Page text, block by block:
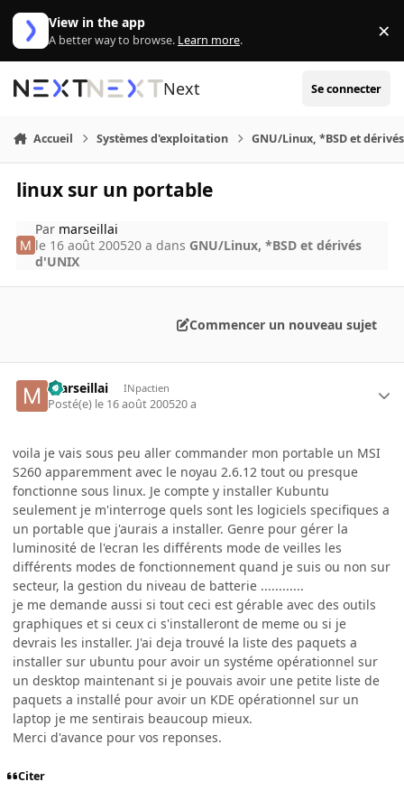
Aller au contenu
View in the app
A better way to browse. Learn more. ×
Next Se connecter
Accueil Systèmes d'exploitation GNU/Linux, *BSD et
linux sur un portable
Par marseillai
le 16 août 200520 a dans GNU/Linux, *BSD et dérivés
d'UNIX
Commencer un nouveau sujet
marseillai INpactien
Posté(e) le 16 août 200520 a
voila je vais sous peu aller commander mon portable un MSI
S260 apparemment avec le noyau 2.6.12 tout ou presque
fonctionne sous linux. Je compte y installer Kubuntu
seulement je m'interroge quels sont les logiciels specifiques a
un portable que j'aurais a installer. Genre pour gérer la
luminosité de l'ecran les différents mode de veilles les
différents modes de fonctionnement quand je suis ou non sur
secteur, la gestion du niveau de batterie ............
je me demande aussi si tout ceci est gérable avec des outils
graphiques et si ceux ci s'installeront de meme ou si je
devrais les installer. J'ai deja trouvé la liste des paquets a
installer sur ubuntu pour avoir un systéme opérationnel sur
un desktop maintenant si je pouvais avoir une petite liste de
paquets a installé pour avoir un KDE opérationnel sur un
laptop je me sentirais beaucoup mieux.
Merci d'avance pour vos reponses.
Citer